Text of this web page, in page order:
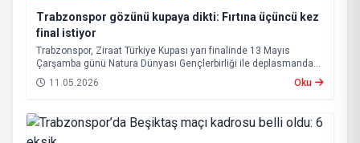
Trabzonspor gözünü kupaya dikti: Fırtına üçüncü kez
final istiyor
Trabzonspor, Ziraat Türkiye Kupası yarı finalinde 13 Mayıs
Çarşamba günü Natura Dünyası Gençlerbirliği ile deplasmanda
karşı karşıya gelecek.
11.05.2026 Oku